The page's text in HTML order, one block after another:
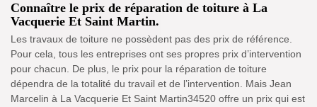
Connaître le prix de réparation de toiture à La
Vacquerie Et Saint Martin.
Les travaux de toiture ne possèdent pas des prix de référence.
Pour cela, tous les entreprises ont ses propres prix d’intervention
pour chacun. De plus, le prix pour la réparation de toiture
dépendra de la totalité du travail et de l’intervention. Mais Jean
Marcelin à La Vacquerie Et Saint Martin34520 offre un prix qui est